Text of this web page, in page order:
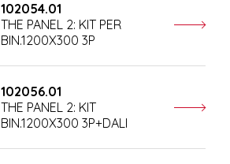
102054.01
THE PANEL 2: KIT PER
BIN.1200X300 3P
102056.01
THE PANEL 2: KIT
BIN.1200X300 3P+DALI